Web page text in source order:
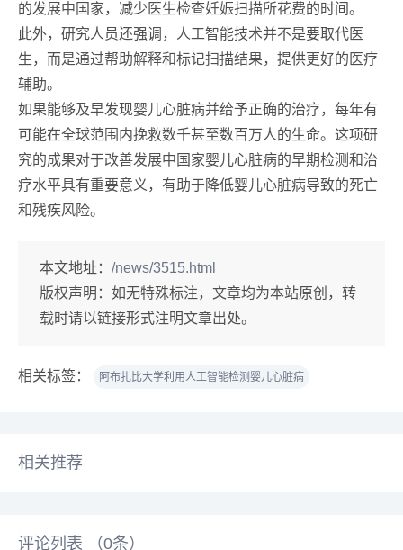
的发展中国家，减少医生检查妊娠扫描所花费的时间。
此外，研究人员还强调，人工智能技术并不是要取代医
生，而是通过帮助解释和标记扫描结果，提供更好的医疗
辅助。
如果能够及早发现婴儿心脏病并给予正确的治疗，每年有
可能在全球范围内挽救数千甚至数百万人的生命。这项研
究的成果对于改善发展中国家婴儿心脏病的早期检测和治
疗水平具有重要意义，有助于降低婴儿心脏病导致的死亡
和残疾风险。
本文地址： /news/3515.html
版权声明： 如无特殊标注，文章均为本站原创，转
载时请以链接形式注明文章出处。
相关标签： 阿布扎比大学利用人工智能检测婴儿心脏病
相关推荐
评论列表 （0条）